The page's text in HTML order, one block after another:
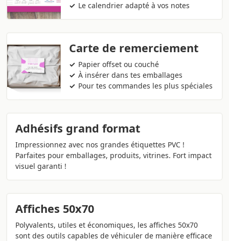
Le calendrier adapté à vos notes
Carte de remerciement
Papier offset ou couché
À insérer dans tes emballages
Pour tes commandes les plus spéciales
Adhésifs grand format
Impressionnez avec nos grandes étiquettes PVC !
Parfaites pour emballages, produits, vitrines. Fort impact
visuel garanti !
Affiches 50x70
Polyvalents, utiles et économiques, les affiches 50x70
sont des outils capables de véhiculer de manière efficace